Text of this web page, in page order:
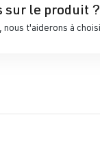
sur le produit ?
t'aiderons à